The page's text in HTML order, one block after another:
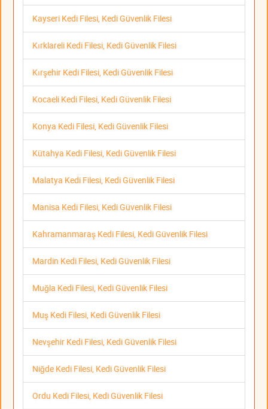
Kayseri Kedi Filesi, Kedi Güvenlik Filesi
Kırklareli Kedi Filesi, Kedi Güvenlik Filesi
Kırşehir Kedi Filesi, Kedi Güvenlik Filesi
Kocaeli Kedi Filesi, Kedi Güvenlik Filesi
Konya Kedi Filesi, Kedi Güvenlik Filesi
Kütahya Kedi Filesi, Kedi Güvenlik Filesi
Malatya Kedi Filesi, Kedi Güvenlik Filesi
Manisa Kedi Filesi, Kedi Güvenlik Filesi
Kahramanmaraş Kedi Filesi, Kedi Güvenlik Filesi
Mardin Kedi Filesi, Kedi Güvenlik Filesi
Muğla Kedi Filesi, Kedi Güvenlik Filesi
Muş Kedi Filesi, Kedi Güvenlik Filesi
Nevşehir Kedi Filesi, Kedi Güvenlik Filesi
Niğde Kedi Filesi, Kedi Güvenlik Filesi
Ordu Kedi Filesi, Kedi Güvenlik Filesi